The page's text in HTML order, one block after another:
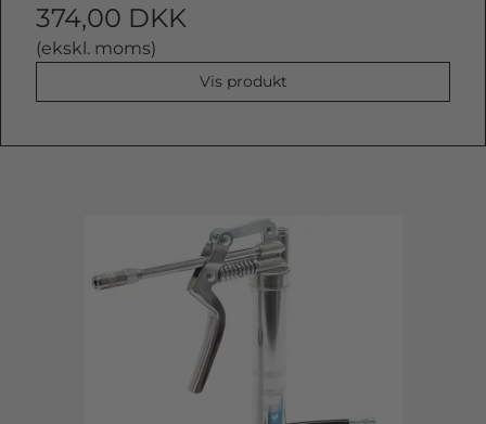
374,00 DKK
(ekskl. moms)
Vis produkt